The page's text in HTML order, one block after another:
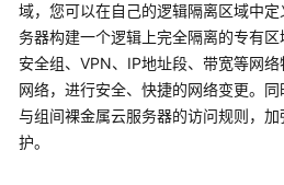
资
源
合
规
域，您可以在自己的逻辑隔离区域中
务器构建一个逻辑上完全隔离的专有
安全组、VPN、IP地址段、带宽等网
网络，进行安全、快捷的网络变更。
与组间裸金属云服务器的访问规则，
护。